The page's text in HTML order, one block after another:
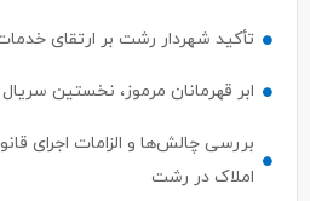
تأکید شهردار رشت بر ارتقای
ابر قهرمانان مرموز، نخستین سریال
بررسی چالش‌ها و الزامات اجرای
املاک در رشت